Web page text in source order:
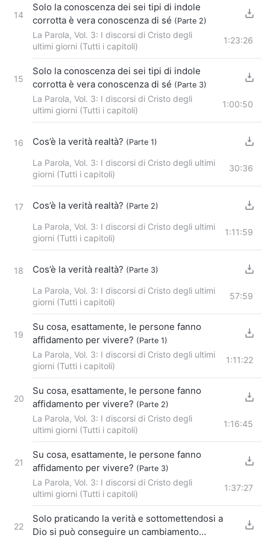
14
Solo la conoscenza dei sei tipi di indole
corrotta è vera conoscenza di sé (Parte 2)
La Parola, Vol. 3: I discorsi di Cristo degli
ultimi giorni (Tutti i capitoli)
1:23:26
15
Solo la conoscenza dei sei tipi di indole
corrotta è vera conoscenza di sé (Parte 3)
La Parola, Vol. 3: I discorsi di Cristo degli
ultimi giorni (Tutti i capitoli)
1:00:50
16 Cos’è la verità realtà? (Parte 1)
La Parola, Vol. 3: I discorsi di Cristo degli ultimi
giorni (Tutti i capitoli)
30:36
17 Cos’è la verità realtà? (Parte 2)
La Parola, Vol. 3: I discorsi di Cristo degli ultimi
giorni (Tutti i capitoli)
1:11:59
18 Cos’è la verità realtà? (Parte 3)
La Parola, Vol. 3: I discorsi di Cristo degli ultimi
giorni (Tutti i capitoli)
57:59
19
Su cosa, esattamente, le persone fanno
affidamento per vivere? (Parte 1)
La Parola, Vol. 3: I discorsi di Cristo degli ultimi
giorni (Tutti i capitoli)
1:11:22
20
Su cosa, esattamente, le persone fanno
affidamento per vivere? (Parte 2)
La Parola, Vol. 3: I discorsi di Cristo degli
ultimi giorni (Tutti i capitoli)
1:16:45
21
Su cosa, esattamente, le persone fanno
affidamento per vivere? (Parte 3)
La Parola, Vol. 3: I discorsi di Cristo degli
ultimi giorni (Tutti i capitoli)
1:37:27
22
Solo praticando la verità e sottomettendosi a
Dio si può conseguire un cambiamento